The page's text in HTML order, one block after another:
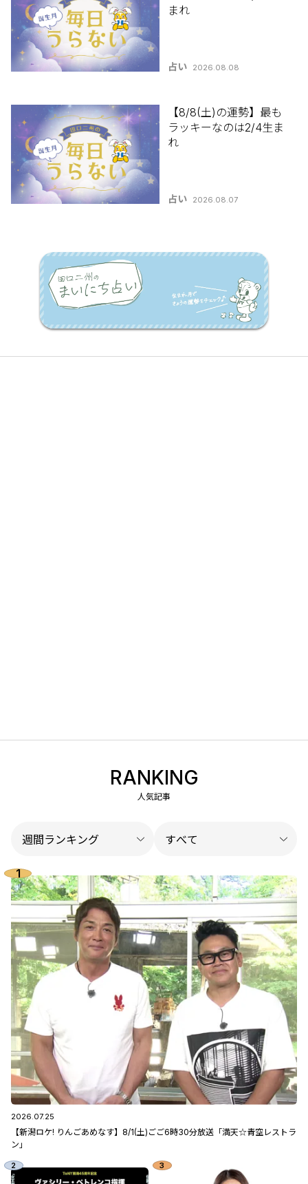
まれ
占い 2026.08.08
【8/8(土)の運勢】最も
ラッキーなのは2/4生ま
れ
占い 2026.08.07
RANKING
人気記事
2026.07.25
【新潟ロケ! りんごあめなす】8/1(土)ごご6時30分放送「満天☆青空レストラ
ン」